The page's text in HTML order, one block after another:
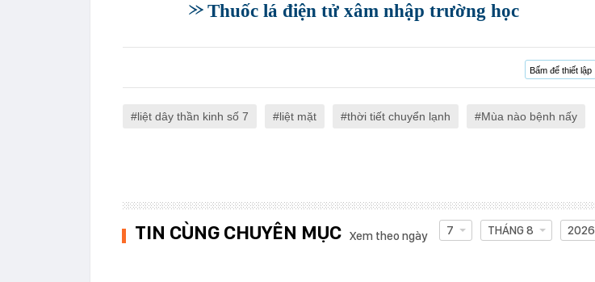
Thuốc lá điện tử xâm nhập trường học
Bấm để thiết lập
liệt dây thần kinh số 7 liệt mặt thời tiết chuyển lạnh Mùa nào bệnh nấy
TIN CÙNG CHUYÊN MỤC Xem theo ngày 7 THÁNG 8 2026